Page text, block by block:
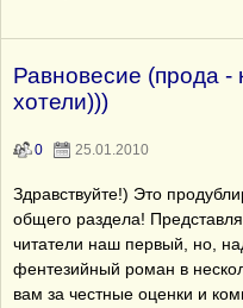
Равновесие (прода -
хотели)))
0 25.01.2010
Здравствуйте!) Это
общего раздела!
читатели наш первый, но,
фентезийный роман в
вам за честные оценки и